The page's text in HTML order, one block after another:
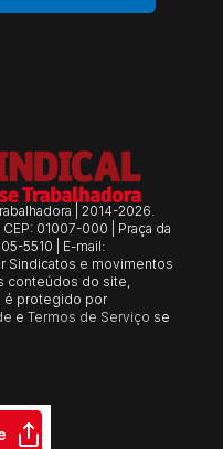
| 2014-2026.
01007-000 | Praça da
5510 | E-mail:
Sindicatos e movimentos
conteúdos do site,
é protegido por
eTermos de Serviço se